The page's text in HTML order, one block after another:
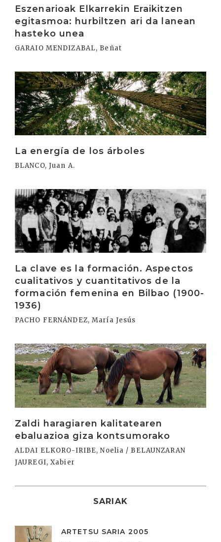
Eszenarioak Elkarrekin Eraikitzen
egitasmoa: hurbiltzen ari da lanean
hasteko unea
GARAIO MENDIZABAL, Beñat
La energía de los árboles
BLANCO, Juan A.
Irakurri
La clave es la formación. Aspectos
cualitativos y cuantitativos de la
formación femenina en Bilbao (1900-
1936)
PACHO FERNÁNDEZ, María Jesús
Irakurri
Zaldi haragiaren kalitatearen
ebaluazioa giza kontsumorako
ALDAI ELKORO-IRIBE, Noelia / BELAUNZARAN
JAUREGI, Xabier
Irakurri
SARIAK
ARTETSU SARIA 2005